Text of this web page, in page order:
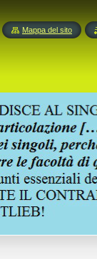
Mappa del sito